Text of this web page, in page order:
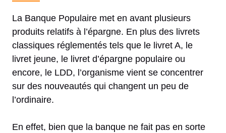
La Banque Populaire met en avant plusieurs
produits relatifs à l’épargne. En plus des livrets
classiques réglementés tels que le livret A, le
livret jeune, le livret d’épargne populaire ou
encore, le LDD, l’organisme vient se concentrer
sur des nouveautés qui changent un peu de
l’ordinaire.
En effet, bien que la banque ne fait pas en sorte